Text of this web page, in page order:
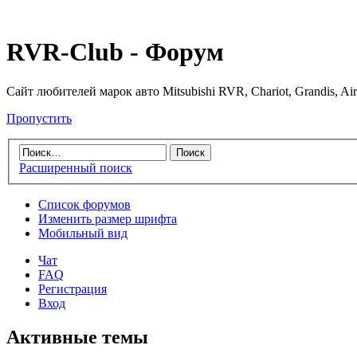
RVR-Club - Форум
Сайт любителей марок авто Mitsubishi RVR, Chariot, Grandis,
Пропустить
Расширенный поиск
Список форумов
Изменить размер шрифта
Мобильный вид
Чат
FAQ
Регистрация
Вход
Активные темы